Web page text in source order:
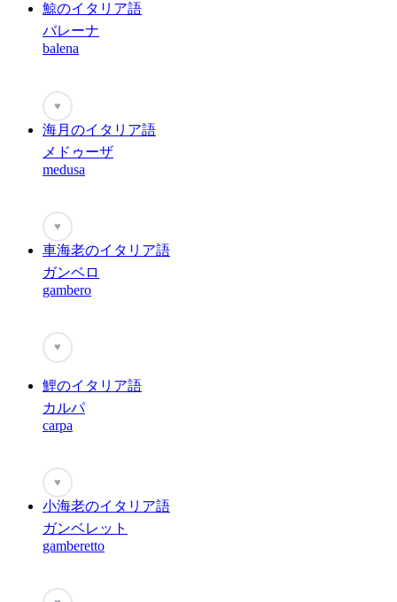
鯨のイタリア語
バレーナ
balena
♥
海月のイタリア語
メドゥーザ
medusa
♥
車海老のイタリア語
ガンベロ
gambero
♥
鯉のイタリア語
カルパ
carpa
♥
小海老のイタリア語
ガンベレット
gamberetto